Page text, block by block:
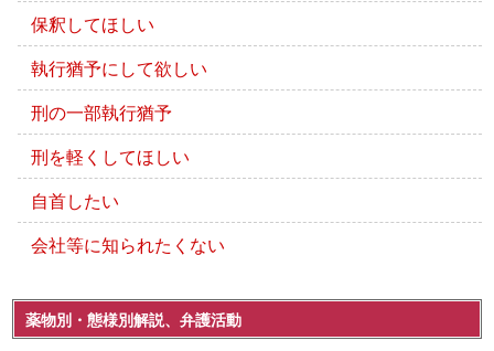
保釈してほしい
執行猶予にして欲しい
刑の一部執行猶予
刑を軽くしてほしい
自首したい
会社等に知られたくない
薬物別・態様別解説、弁護活動